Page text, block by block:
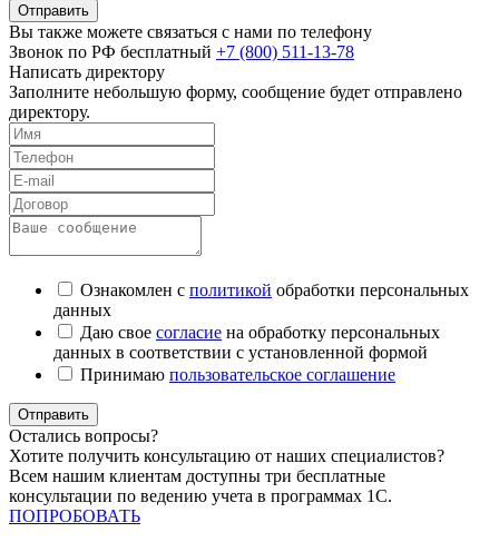
Отправить
Вы также можете связаться с нами по телефону
Звонок по РФ бесплатный +7 (800) 511-13-78
Написать директору
Заполните небольшую форму, сообщение будет отправлено
директору.
Ознакомлен с политикой обработки персональных
данных
Даю свое согласие на обработку персональных
данных в соответствии с установленной формой
Принимаю пользовательское соглашение
Отправить
Остались вопросы?
Хотите получить консультацию от наших специалистов?
Всем нашим клиентам доступны три бесплатные
консультации по ведению учета в программах 1С.
ПОПРОБОВАТЬ